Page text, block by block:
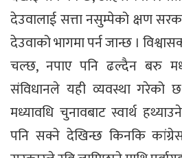
देउवालाई सत्ता नसुम्पेको क्षण
देउवाको भागमा पर्न जान्छ ।
चल्छ, नपाए पनि ढल्दैन बरु
संविधानले यही व्यवस्था गरेको
मध्यावधि चुनावबाट स्वार्थ
पनि सक्ने देखिन्छ किनकि